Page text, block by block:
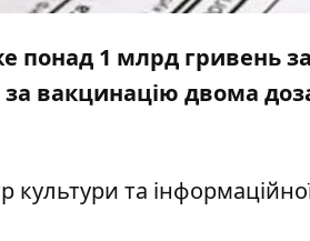
понад 1 млрд гривень
за вакцинацію двома
культури та